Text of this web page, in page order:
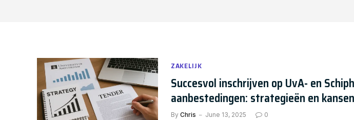
ZAKELIJK
Succesvol inschrijven op UvA- en
aanbestedingen: strategieën en kansen
By Chris June 13, 2025 0